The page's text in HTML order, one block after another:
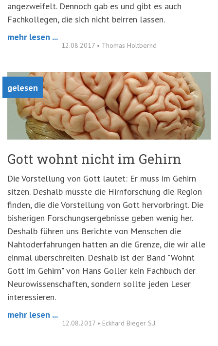
angezweifelt. Dennoch gab es und gibt es auch
Fachkollegen, die sich nicht beirren lassen.
mehr lesen ...
12.08.2017 • Thomas Holtbernd
gelesen
Gott wohnt nicht im Gehirn
Die Vorstellung von Gott lautet: Er muss im Gehirn
sitzen. Deshalb müsste die Hirnforschung die Region
finden, die die Vorstellung von Gott hervorbringt. Die
bisherigen Forschungsergebnisse geben wenig her.
Deshalb führen uns Berichte von Menschen die
Nahtoderfahrungen hatten an die Grenze, die wir alle
einmal überschreiten. Deshalb ist der Band "Wohnt
Gott im Gehirn" von Hans Goller kein Fachbuch der
Neurowissenschaften, sondern sollte jeden Leser
interessieren.
mehr lesen ...
12.08.2017 • Eckhard Bieger S.J.